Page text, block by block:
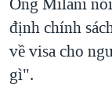
định chính
về visa cho
gì".